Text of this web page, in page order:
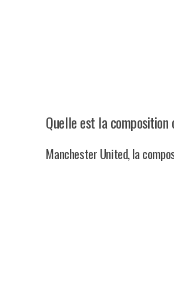
Quelle est la
Manchester United, la